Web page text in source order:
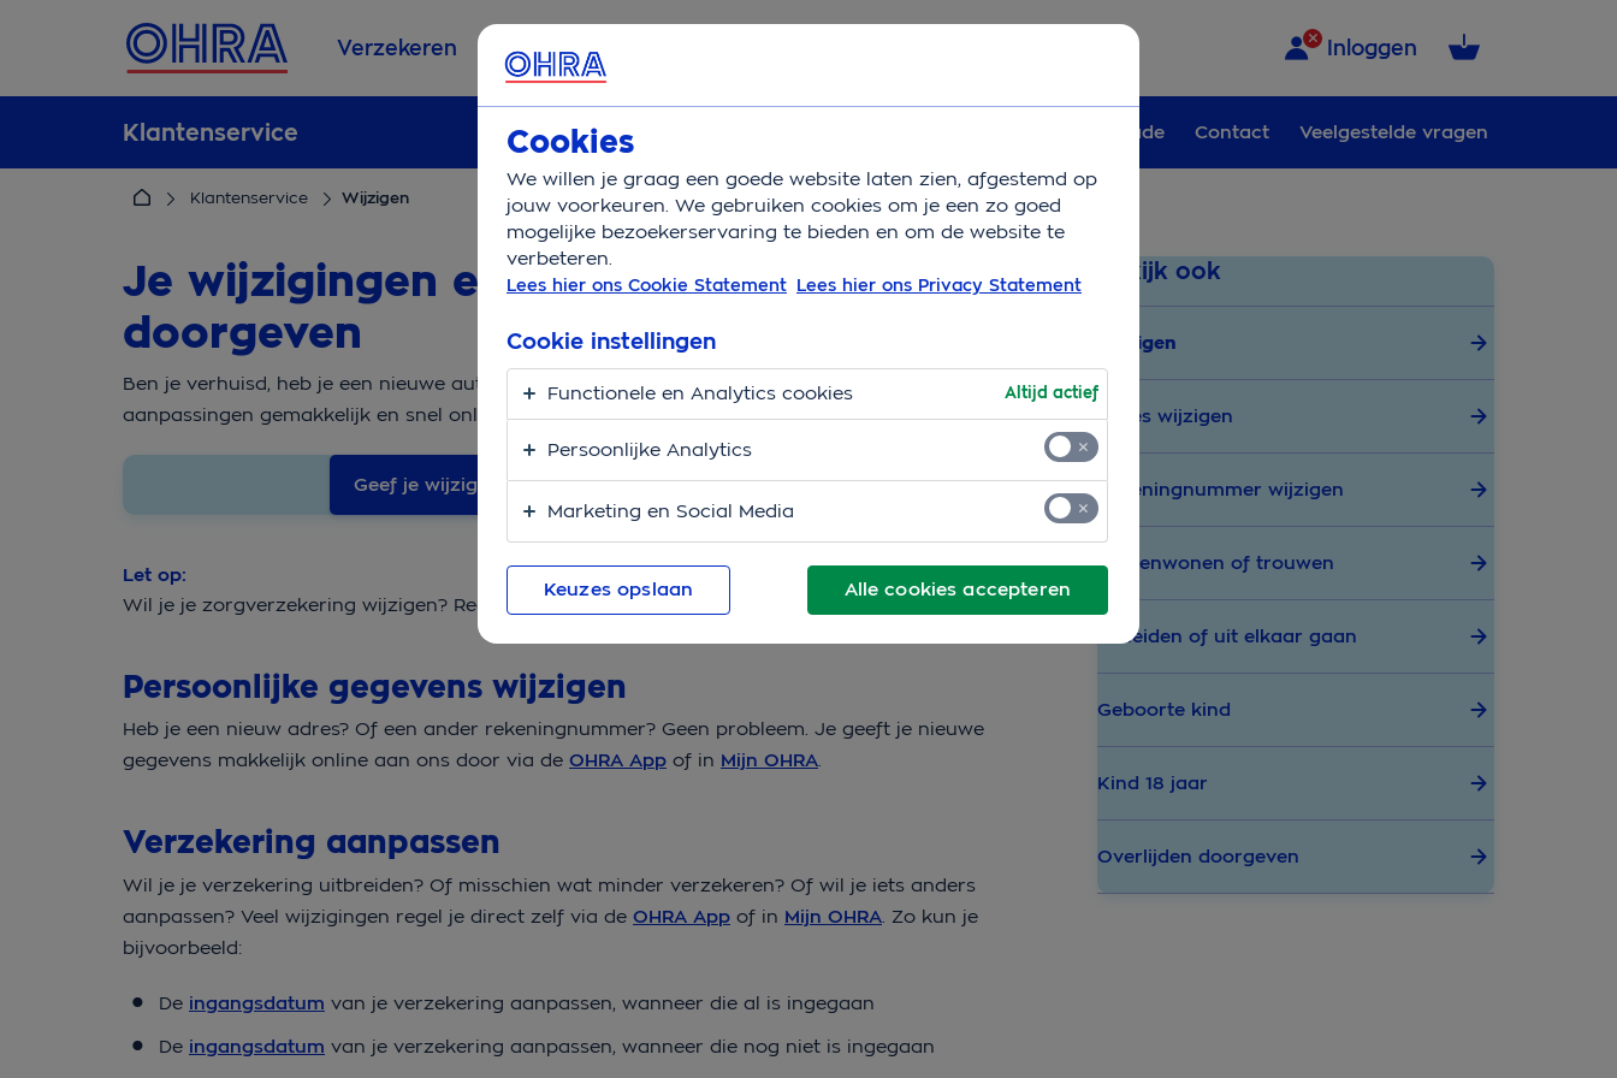
Verzekeren Service & Contact Inloggen
Klantenservice Schade Contact Veelgestelde vragen
Klantenservice Wijzigen
Je wijzigingen eenvoudig online
doorgeven
Ben je verhuisd, heb je een nieuwe auto of wil je je dekking wijzigen? Je regelt de meeste
aanpassingen gemakkelijk en snel online. Gewoon via deOHRA AppofMijn OHRA.
Geef je wijziging door Activeer Mijn OHRA
Let op:
Wil je je zorgverzekering wijzigen? Regel het direct via Mijn OHRA Zorgverzekering
Persoonlijke gegevens wijzigen
Heb je een nieuw adres? Of een ander rekeningnummer? Geen probleem. Je geeft je nieuwe
gegevens makkelijk online aan ons door via de OHRA App of in Mijn OHRA.
Verzekering aanpassen
Wil je je verzekering uitbreiden? Of misschien wat minder verzekeren? Of wil je iets anders
aanpassen? Veel wijzigingen regel je direct zelf via de OHRA App of in Mijn OHRA . Zo kun je
bijvoorbeeld:
De ingangsdatum van je verzekering aanpassen, wanneer die al is ingegaan
De ingangsdatum van je verzekering aanpassen, wanneer die nog niet is ingegaan
Bekijk ook
Wijzigen
Adres wijzigen
Rekeningnummer wijzigen
Samenwonen of trouwen
Scheiden of uit elkaar gaan
Geboorte kind
Kind 18 jaar
Overlijden doorgeven
Cookies
We willen je graag een goede website laten zien, afgestemd op
jouw voorkeuren. We gebruiken cookies om je een zo goed
mogelijke bezoekerservaring te bieden en om de website te
verbeteren.
Lees hier ons Cookie Statement Lees hier ons Privacy Statement
Alle cookies accepteren
Cookie instellingen
Functionele en Analytics cookies Altijd actief
Persoonlijke Analytics
Marketing en Social Media
Keuzes opslaan